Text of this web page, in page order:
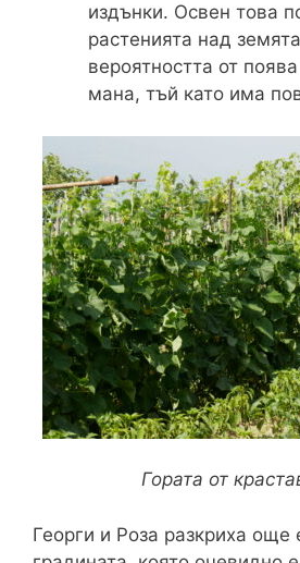
издънки. Освен това
растенията над
вероятността от
мана, тъй като има
Гората от
Георги и Роза разкриха още